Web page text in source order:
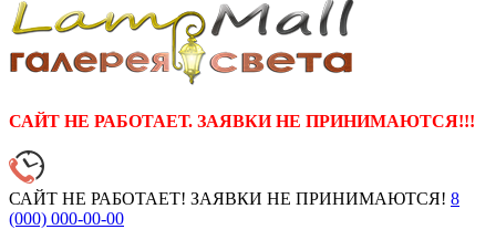
САЙТ НЕ РАБОТАЕТ. ЗАЯВКИ НЕ ПРИНИМАЮТСЯ!!!
САЙТ НЕ РАБОТАЕТ! ЗАЯВКИ НЕ ПРИНИМАЮТСЯ! 8
(000) 000-00-00